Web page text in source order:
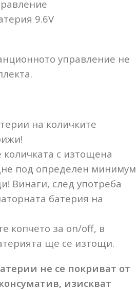
9.6V
управление не
на количките
с изтощена
под определен минимум
Винаги, след употреба
батерия на
копчето за on/off, в
ще се изтощи.
не се покриват от
изискват